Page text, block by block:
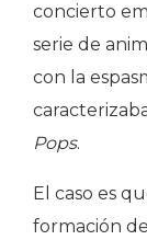
concierto
serie de
con la
Pops.
El caso es
formación